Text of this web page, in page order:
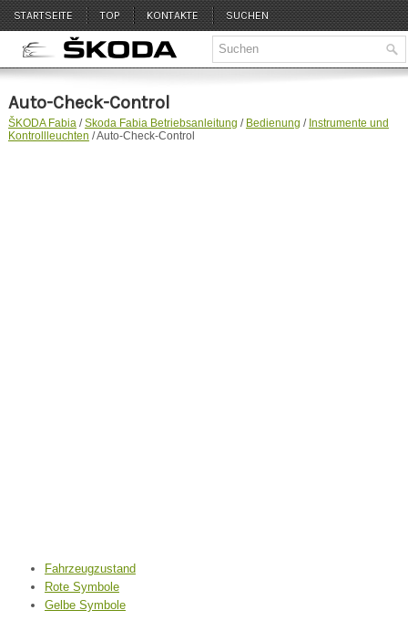
STARTSEITE TOP KONTAKTE SUCHEN
Auto-Check-Control
ŠKODA Fabia/Skoda Fabia Betriebsanleitung / Bedienung / Instrumente und
Kontrollleuchten / Auto-Check-Control
Fahrzeugzustand
Rote Symbole
Gelbe Symbole